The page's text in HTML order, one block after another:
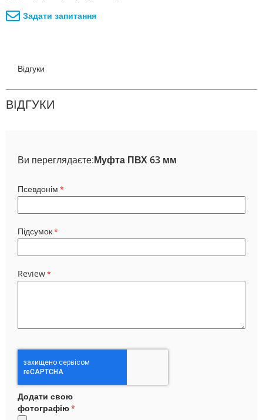
Задати запитання
Відгуки
ВІДГУКИ
Ви переглядаєте:Муфта ПВХ 63 мм
Псевдонім
Підсумок
Review
Додати свою
фотографію